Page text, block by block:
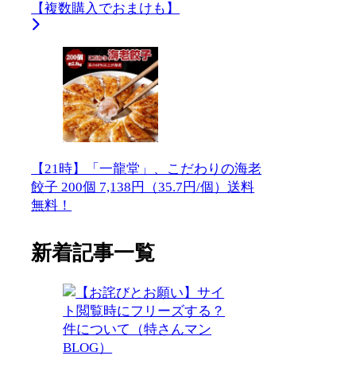
【複数購入でおまけも】
【21時】「一龍堂」、こだわりの海老
餃子 200個 7,138円（35.7円/個）送料
無料！
新着記事一覧